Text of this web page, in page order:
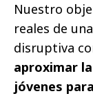
Nuestro
reales de
disruptiva
aproximar
jóvenes